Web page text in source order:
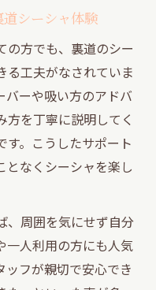
道シーシャ体験
の方でも、裏道のシー
る工夫がなされていま
バーや吸い方のアドバ
を丁寧に説明してく
す。こうしたサポート
となくシーシャを楽し
、周囲を気にせず自分
一人利用の方にも人気
ッフが親切で安心でき